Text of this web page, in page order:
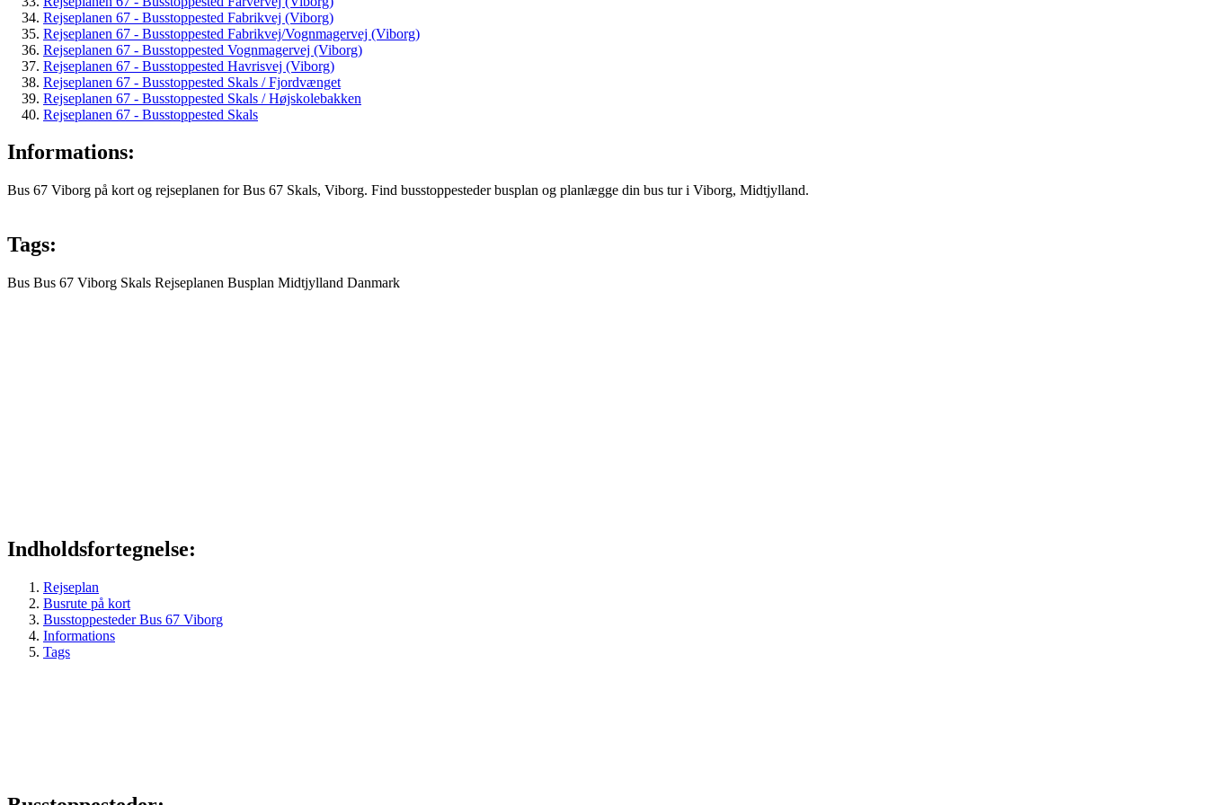
Rejseplanen 67 - Busstoppested Fabrikvej (Viborg)
Rejseplanen 67 - Busstoppested Fabrikvej/Vognmagervej (Viborg)
Rejseplanen 67 - Busstoppested Vognmagervej (Viborg)
Rejseplanen 67 - Busstoppested Havrisvej (Viborg)
Rejseplanen 67 - Busstoppested Skals / Fjordvænget
Rejseplanen 67 - Busstoppested Skals / Højskolebakken
Rejseplanen 67 - Busstoppested Skals
Informations:
Bus 67 Viborg på kort og rejseplanen for Bus 67 Skals, Viborg. Find busstoppesteder busplan og planlægge din bus tur i Viborg, Midtjylland.
Tags:
Bus Bus 67 Viborg Skals Rejseplanen Busplan Midtjylland Danmark
Indholdsfortegnelse:
Rejseplan
Busrute på kort
Busstoppesteder Bus 67 Viborg
Informations
Tags